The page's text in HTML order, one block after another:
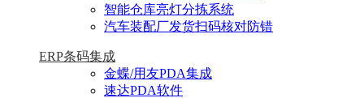
智能仓库亮灯分拣系统
汽车装配厂发货扫码核对防错
ERP条码集成
金蝶/用友PDA集成
速达PDA软件